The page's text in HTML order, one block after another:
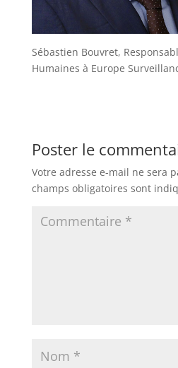
Sébastien Bouvret,
Humaines à Europe
Poster le
Votre adresse e-mail ne sera
champs obligatoires sont